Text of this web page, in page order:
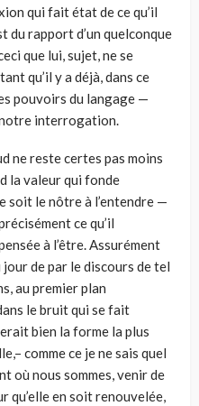
qui fait état de ce qu’il
du rapport d’un quelconque
que lui, sujet, ne se
qu’il y a déjà, dans ce
pouvoirs du langage —
interrogation.
ne reste certes pas moins
la valeur qui fonde
soit le nôtre à l’entendre —
ce qu’il
à l’être. Assurément
jour de par le discours de tel
au premier plan
le bruit qui se fait
bien la forme la plus
comme ce je ne sais quel
où nous sommes, venir de
qu’elle en soit renouvelée,